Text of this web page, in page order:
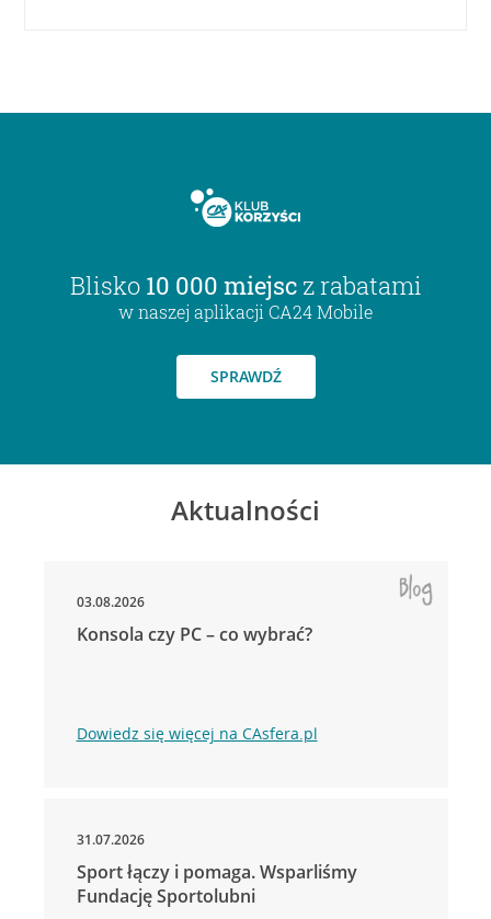
Blisko 10 000 miejsc z rabatami
w naszej aplikacji CA24 Mobile
SPRAWDŹ
Aktualności
03.08.2026
Konsola czy PC – co wybrać?
Dowiedz się więcej na CAsfera.pl
31.07.2026
Sport łączy i pomaga. Wsparliśmy
Fundację Sportolubni